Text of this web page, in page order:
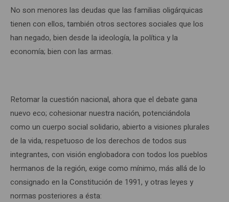
No son menores las deudas que las familias oligárquicas
tienen con ellos, también otros sectores sociales que los
han negado, bien desde la ideología, la política y la
economía; bien con las armas.
Retomar la cuestión nacional, ahora que el debate gana
nuevo eco; cohesionar nuestra nación, potenciándola
como un cuerpo social solidario, abierto a visiones plurales
de la vida, respetuoso de los derechos de todos sus
integrantes, con visión englobadora con todos los pueblos
hermanos de la región, exige como mínimo, más allá de lo
consignado en la Constitución de 1991, y otras leyes y
normas posteriores a ésta: